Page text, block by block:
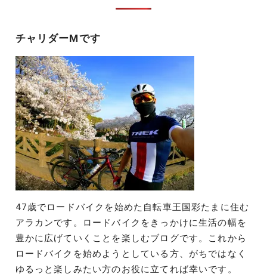
チャリダーMです
47歳でロードバイクを始めた自転車王国彩たまに住む
アラカンです。ロードバイクをきっかけに生活の幅を
豊かに広げていくことを楽しむブログです。これから
ロードバイクを始めようとしている方、がちではなく
ゆるっと楽しみたい方のお役に立てれば幸いです。